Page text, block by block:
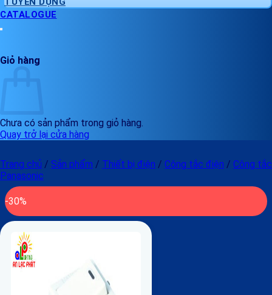
CATALOGUE
Giỏ hàng
Chưa có sản phẩm trong giỏ hàng.
Quay trở lại cửa hàng
Trang chủ / Sản phẩm / Thiết bị điện / Công tắc điện / Công tắc
Panasonic
-30%